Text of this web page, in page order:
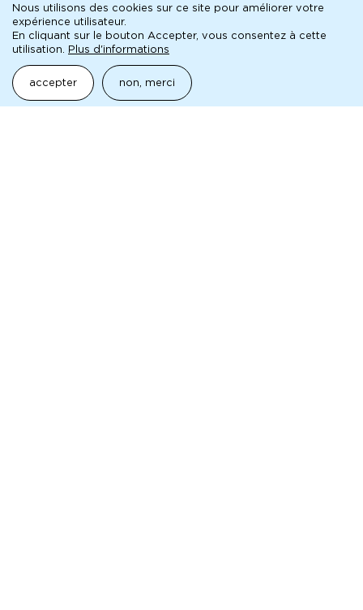
pédagogique
aborder la mc93 et le spectacle vivant
fichier
· le petit bain
Nous utilisons des cookies sur ce site pour améliorer votre
expérience utilisateur.
En cliquant sur le bouton Accepter, vous consentez à cette
utilisation.
Plus d'informations
accepter non, merci